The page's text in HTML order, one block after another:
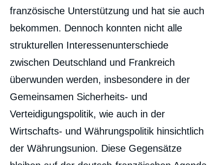
französische Unterstützung und hat sie auch
bekommen. Dennoch konnten nicht alle
strukturellen Interessenunterschiede
zwischen Deutschland und Frankreich
überwunden werden, insbesondere in der
Gemeinsamen Sicherheits- und
Verteidigungspolitik, wie auch in der
Wirtschafts- und Währungspolitik hinsichtlich
der Währungsunion. Diese Gegensätze